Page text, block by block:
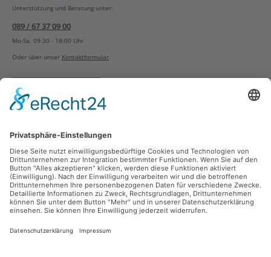
Unterstützung und Beratung unter:
089 / 67 37 09 00
Mo-Sa, 09:30 - 18:00 Uhr
Oder über unser Kontaktformular.
Vertrag widerrufen
Zahlungsarten
Sicher Einkaufen
Ladengeschäft
Newsletter